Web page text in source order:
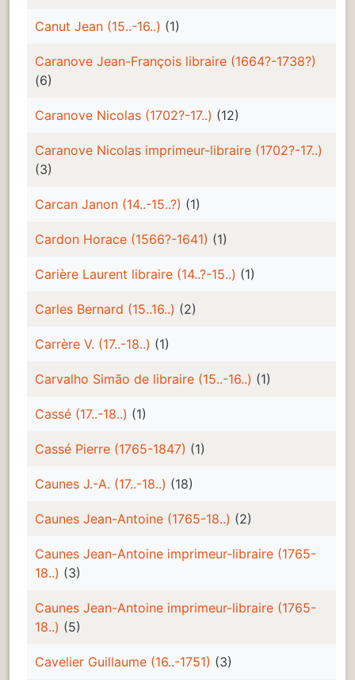
Canut Jean (15..-16..) (1)
Caranove Jean-François libraire (1664?-1738?)
(6)
Caranove Nicolas (1702?-17..) (12)
Caranove Nicolas imprimeur-libraire (1702?-17..)
(3)
Carcan Janon (14..-15..?) (1)
Cardon Horace (1566?-1641) (1)
Carière Laurent libraire (14..?-15..) (1)
Carles Bernard (15..16..) (2)
Carrère V. (17..-18..) (1)
Carvalho Simão de libraire (15..-16..) (1)
Cassé (17..-18..) (1)
Cassé Pierre (1765-1847) (1)
Caunes J.-A. (17..-18..) (18)
Caunes Jean-Antoine (1765-18..) (2)
Caunes Jean-Antoine imprimeur-libraire (1765-
18..) (3)
Caunes Jean-Antoine imprimeur-libraire (1765-
18..) (5)
Cavelier Guillaume (16..-1751) (3)